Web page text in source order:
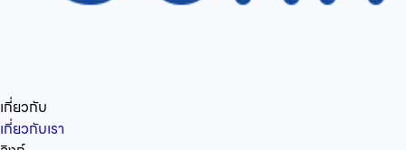
เกี่ยวกับ
เกี่ยวกับเรา